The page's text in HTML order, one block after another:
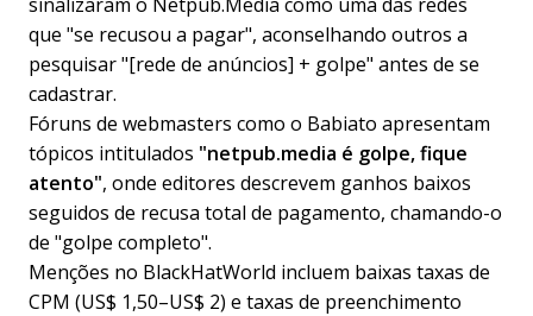
que "se recusou a pagar", aconselhando outros a
pesquisar "[rede de anúncios] + golpe" antes de se
cadastrar.
Fóruns de webmasters como o Babiato apresentam
tópicos intitulados "netpub.media é golpe, fique
atento", onde editores descrevem ganhos baixos
seguidos de recusa total de pagamento, chamando-o
de "golpe completo".
Menções no BlackHatWorld incluem baixas taxas de
CPM (US$ 1,50–US$ 2) e taxas de preenchimento